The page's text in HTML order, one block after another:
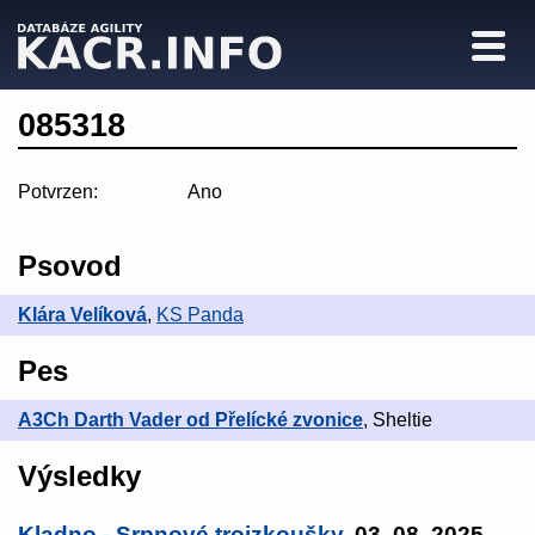
085318
Potvrzen: Ano
Psovod
Klára Velíková, KS Panda
Pes
A3Ch Darth Vader od Přelícké zvonice, Sheltie
Výsledky